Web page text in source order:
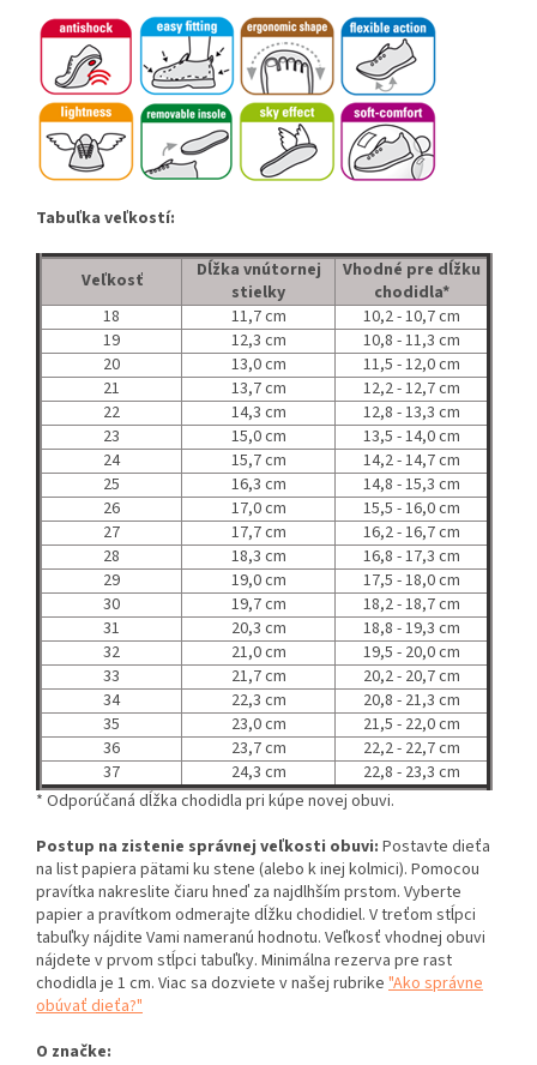
Tabuľka veľkostí:
Veľkosť
Dĺžka vnútornej
stielky
Vhodné pre dĺžku
chodidla*
18
11,7 cm
10,2 - 10,7 cm
19
12,3 cm
10,8 - 11,3 cm
20
13,0 cm
11,5 - 12,0 cm
21
13,7 cm
12,2 - 12,7 cm
22
14,3 cm
12,8 - 13,3 cm
23
15,0 cm
13,5 - 14,0 cm
24
15,7 cm
14,2 - 14,7 cm
25
16,3 cm
14,8 - 15,3 cm
26
17,0 cm
15,5 - 16,0 cm
27
17,7 cm
16,2 - 16,7 cm
28
18,3 cm
16,8 - 17,3 cm
29
19,0 cm
17,5 - 18,0 cm
30
19,7 cm
18,2 - 18,7 cm
31
20,3 cm
18,8 - 19,3 cm
32
21,0 cm
19,5 - 20,0 cm
33
21,7 cm
20,2 - 20,7 cm
34
22,3 cm
20,8 - 21,3 cm
35
23,0 cm
21,5 - 22,0 cm
36
23,7 cm
22,2 - 22,7 cm
37
24,3 cm
22,8 - 23,3 cm
* Odporúčaná dĺžka chodidla pri kúpe novej obuvi.
Postup na zistenie správnej veľkosti obuvi: Postavte dieťa
na list papiera pätami ku stene (alebo k inej kolmici). Pomocou
pravítka nakreslite čiaru hneď za najdlhším prstom. Vyberte
papier a pravítkom odmerajte dĺžku chodidiel. V treťom stĺpci
tabuľky nájdite Vami nameranú hodnotu. Veľkosť vhodnej obuvi
nájdete v prvom stĺpci tabuľky. Minimálna rezerva pre rast
chodidla je 1 cm. Viac sa dozviete v našej rubrike "Ako správne
obúvať dieťa?"
O značke: